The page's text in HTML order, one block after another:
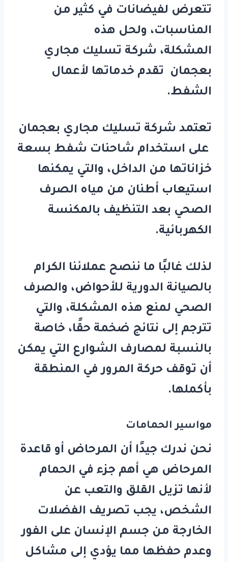
تتعرض لفيضانات في كثير من
المناسبات، ولحل هذه
المشكلة، شركة تسليك مجاري
بعجمان تقدم خدماتها لأعمال
الشفط.
تعتمد شركة تسليك مجاري بعجمان
على استخدام شاحنات شفط بسعة
خزاناتها من الداخل، والتي يمكنها
استيعاب أطنان من مياه الصرف
الصحي بعد التنظيف بالمكنسة
الكهربائية.
لذلك غالبًا ما ننصح عملائنا الكرام
بالصيانة الدورية للأحواض، والصرف
الصحي لمنع هذه المشكلة، والتي
تترجم إلى نتائج ضخمة حقًا، خاصة
بالنسبة لمصارف الشوارع التي يمكن
أن توقف حركة المرور في المنطقة
بأكملها.
مواسير الحمامات
نحن ندرك جيدًا أن المرحاض أو قاعدة
المرحاض هي أهم جزء في الحمام
لأنها تزيل القلق والتعب عن
الشخص، يجب تصريف الفضلات
الخارجة من جسم الإنسان على الفور
وعدم حفظها مما يؤدي إلى مشاكل